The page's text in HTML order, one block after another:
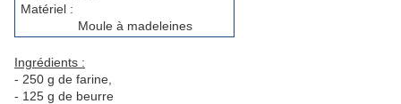
Matériel :
Moule à madeleines
Ingrédients :
- 250 g de farine,
- 125 g de beurre